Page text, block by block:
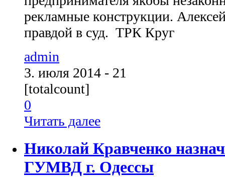
рекламные конструкции.
правдой в суд. ТРК Круг
admin
3. июля 2014 - 21
[totalcount]
0
Читать далее
Николай Кравченко
ГУМВД г. Одессы